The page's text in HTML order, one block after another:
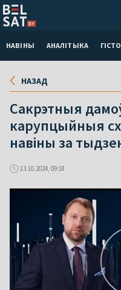
НАВІНЫ АНАЛІТЫКА
НАЗАД
Сакрэтныя
карупцыйныя
навіны за
13.10.2024, 09:18